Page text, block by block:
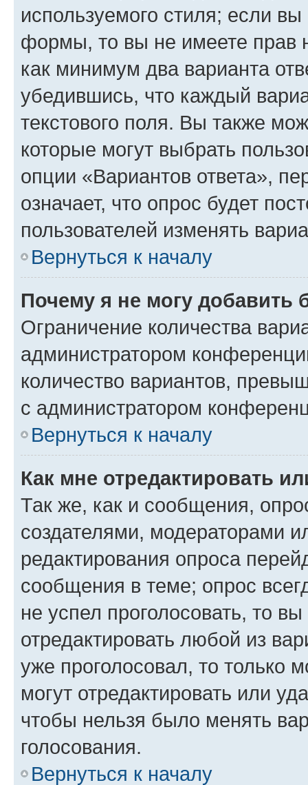
используемого стиля; если
формы, то вы не имеете прав
как минимум два варианта
убедившись, что каждый
текстового поля. Вы также
которые могут выбрать
опции «Вариантов ответа»,
означает, что опрос будет
пользователей изменять
Вернуться к началу
Почему я не могу добавить
Ограничение количества
администратором
количество вариантов,
с администратором
Вернуться к началу
Как мне отредактировать
Так же, как и сообщения,
создателями, модераторами
редактирования опроса
сообщения в теме; опрос
не успел проголосовать, то
отредактировать любой из
уже проголосовал, то только
могут отредактировать или
чтобы нельзя было менять
голосования.
Вернуться к началу